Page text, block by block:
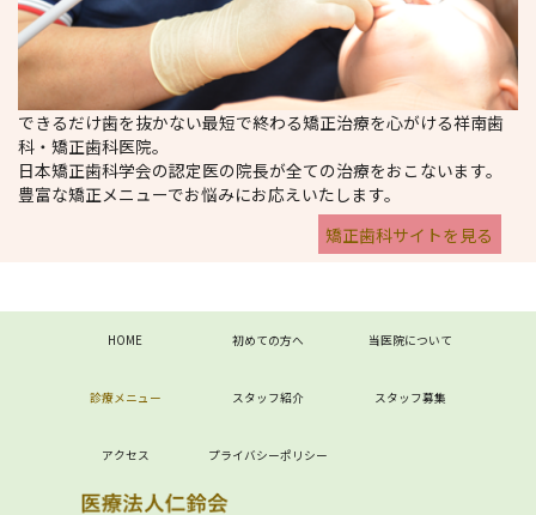
できるだけ歯を抜かない最短で終わる矯正治療を心がける祥南歯
科・矯正歯科医院。
日本矯正歯科学会の認定医の院長が全ての治療をおこないます。
豊富な矯正メニューでお悩みにお応えいたします。
矯正歯科サイトを見る
HOME 初めての方へ 当医院について
診療メニュー スタッフ紹介 スタッフ募集
アクセス プライバシーポリシー